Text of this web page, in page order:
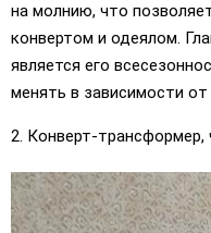
на молнию, что
конвертом и одеялом.
является его
менять в зависимости
2. Конверт-трансформер,